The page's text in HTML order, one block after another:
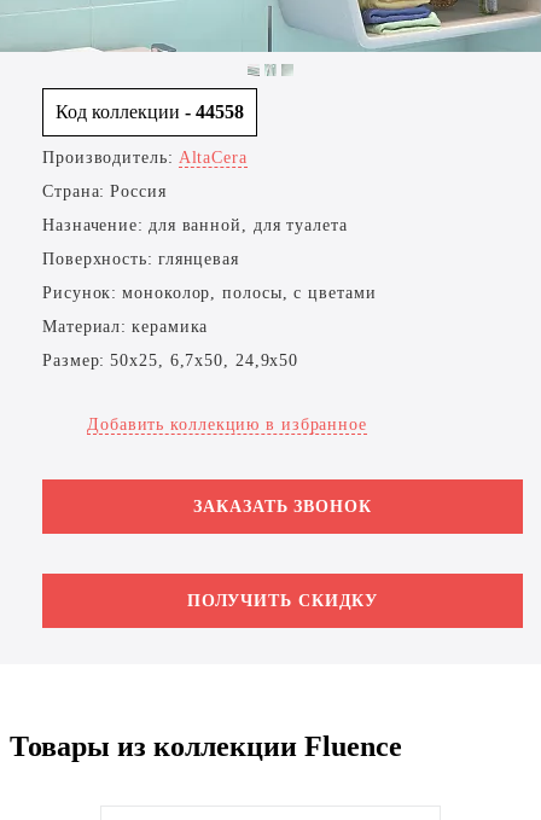
Код коллекции - 44558
Производитель: AltaCera
Страна: Россия
Назначение: для ванной, для туалета
Поверхность: глянцевая
Рисунок: моноколор, полосы, с цветами
Материал: керамика
Размер: 50x25, 6,7x50, 24,9x50
Добавить коллекцию в избранное
ЗАКАЗАТЬ ЗВОНОК
ПОЛУЧИТЬ СКИДКУ
Товары из коллекции Fluence